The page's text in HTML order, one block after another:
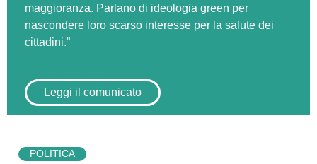
maggioranza. Parlano di ideologia green per
nascondere loro scarso interesse per la salute dei
cittadini.”
Leggi il comunicato
POLITICA